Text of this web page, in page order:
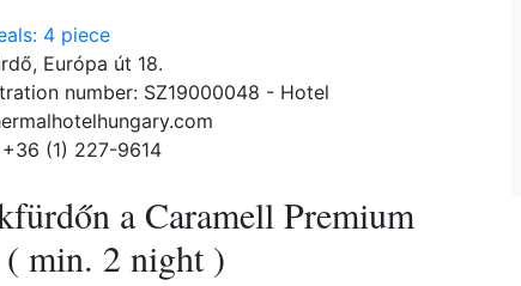
4 piece
Európa út 18.
number: SZ19000048 - Hotel
(1) 227-9614
a Caramell Premium
( min. 2 night )